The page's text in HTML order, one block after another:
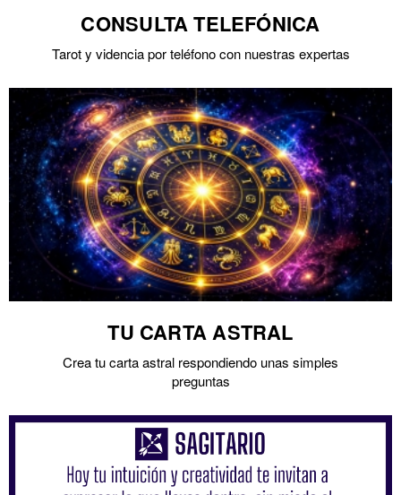
CONSULTA TELEFÓNICA
Tarot y videncia por teléfono con nuestras expertas
TU CARTA ASTRAL
Crea tu carta astral respondiendo unas simples
preguntas